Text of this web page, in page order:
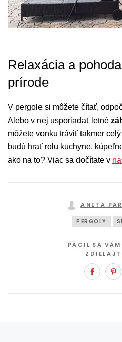
Relaxácia a
prírode
V pergole si môžete čítať,
Alebo v nej usporiadať letné
môžete vonku tráviť takmer
budú hrať rolu kuchyne,
ako na to? Viac sa dočítate v
ANETA
PERGOLY
PÁČIL SA